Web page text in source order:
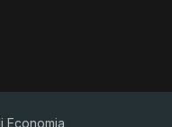
Economia